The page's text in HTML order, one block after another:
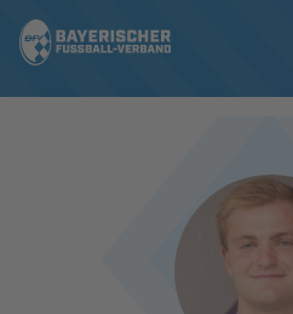
ERGEBNISSE & WETTBEWERBE